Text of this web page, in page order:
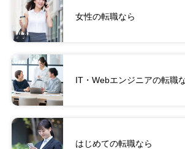
女性の転職なら
IT・Webエンジニアの転職
はじめての転職なら